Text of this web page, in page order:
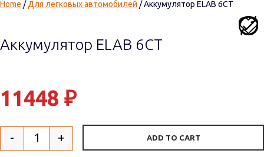
Home /Для легковых автомобилей / Аккумулятор ELAB 6СТ
Аккумулятор ELAB 6СТ
11448 ₽
Quantity
- + ADD TO CART